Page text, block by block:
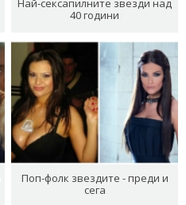
Най-сексапилните звезди над
40 години
Поп-фолк звездите - преди и
сега